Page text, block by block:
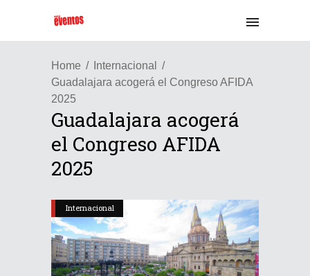
Home
Internacional
Guadalajara acogerá el Congreso AFIDA
2025
Guadalajara acogerá
el Congreso AFIDA
2025
Internacional